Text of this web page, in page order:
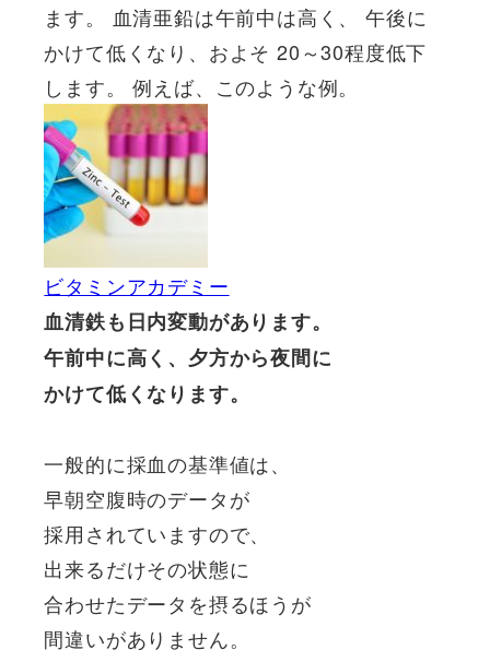
ます。 血清亜鉛は午前中は高く、 午後に
かけて低くなり、およそ 20～30程度低下
します。 例えば、このような例。
ビタミンアカデミー
血清鉄も日内変動があります。
午前中に高く、夕方から夜間に
かけて低くなります。
一般的に採血の基準値は、
早朝空腹時のデータが
採用されていますので、
出来るだけその状態に
合わせたデータを摂るほうが
間違いがありません。